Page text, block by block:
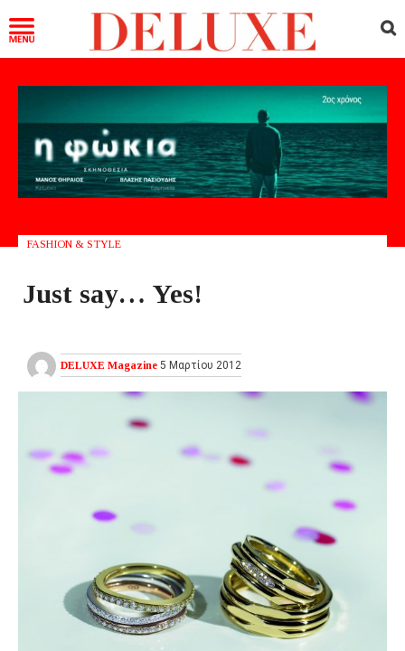
FASHION & STYLE
Just say… Yes!
DELUXE Magazine 5 Μαρτίου 2012